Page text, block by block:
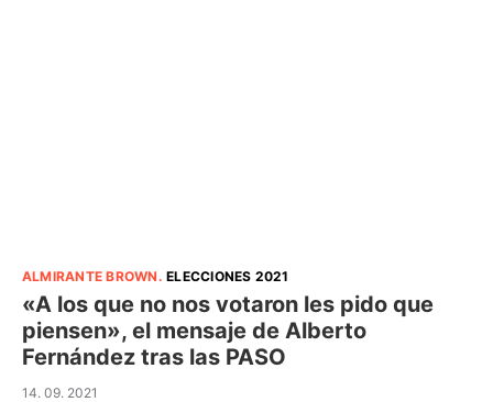
ALMIRANTE BROWN .ELECCIONES 2021
«A los que no nos votaron les pido que
piensen», el mensaje de Alberto
Fernández tras las PASO
14. 09. 2021